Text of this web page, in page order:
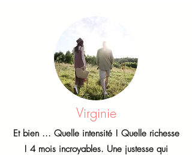
Virginie
Et bien ... Quelle intensité ! Quelle richesse
! 4 mois incroyables. Une justesse qui